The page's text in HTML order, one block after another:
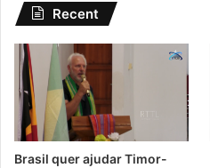
Recent
Brasil quer ajudar Timor-